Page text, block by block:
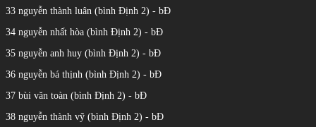
33 nguyễn thành luân (bình Định 2) - bĐ
34 nguyễn nhất hòa (bình Định 2) - bĐ
35 nguyễn anh huy (bình Định 2) - bĐ
36 nguyễn bá thịnh (bình Định 2) - bĐ
37 bùi văn toàn (bình Định 2) - bĐ
38 nguyễn thành vỹ (bình Định 2) - bĐ